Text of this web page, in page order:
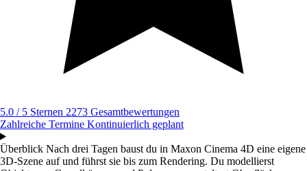
5.0 / 5 Sternen 2273 Gesamtbewertungen
Zahlreiche Termine Kontinuierlich geplant
Überblick Nach drei Tagen baust du in Maxon Cinema 4D eine eigene
3D-Szene auf und führst sie bis zum Rendering. Du modellierst